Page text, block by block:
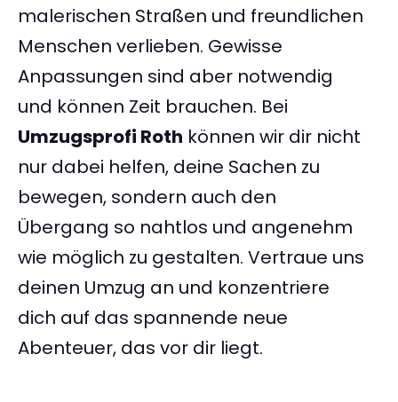
malerischen Straßen und freundlichen
Menschen verlieben. Gewisse
Anpassungen sind aber notwendig
und können Zeit brauchen. Bei
Umzugsprofi Roth können wir dir nicht
nur dabei helfen, deine Sachen zu
bewegen, sondern auch den
Übergang so nahtlos und angenehm
wie möglich zu gestalten. Vertraue uns
deinen Umzug an und konzentriere
dich auf das spannende neue
Abenteuer, das vor dir liegt.